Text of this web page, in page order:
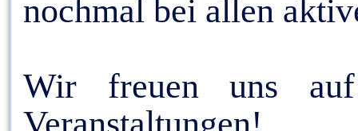
nochmal bei allen
Wir freuen uns
Veranstaltungen!